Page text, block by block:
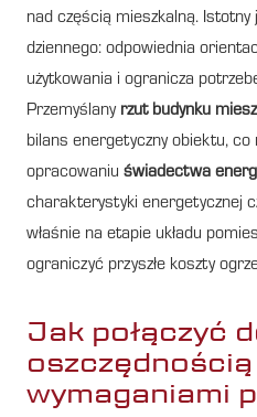
nad częścią mieszkalną.
dziennego: odpowiednia
użytkowania i ogranicza
Przemyślany rzut budynku
bilans energetyczny obiektu, co
opracowaniu świadectwa
charakterystyki energetycznej
właśnie na etapie układu
ograniczyć przyszłe koszty
Jak połączyć
wymaganiami